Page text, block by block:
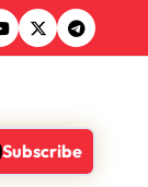
Subscribe